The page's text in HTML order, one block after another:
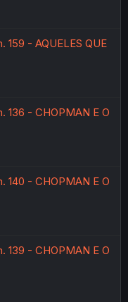
159 - AQUELES QUE
136 - CHOPMAN E O
140 - CHOPMAN E O
139 - CHOPMAN E O